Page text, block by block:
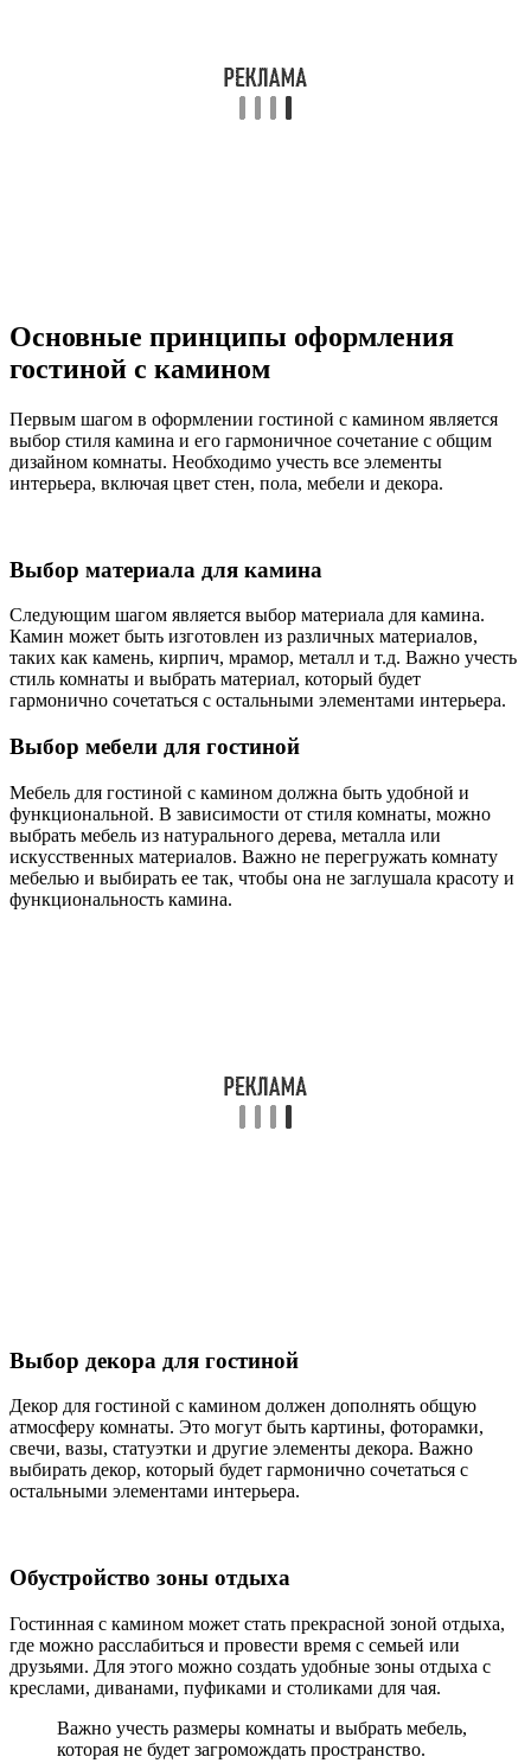
Основные принципы оформления
гостиной с камином
Первым шагом в оформлении гостиной с камином является
выбор стиля камина и его гармоничное сочетание с общим
дизайном комнаты. Необходимо учесть все элементы
интерьера, включая цвет стен, пола, мебели и декора.
Выбор материала для камина
Следующим шагом является выбор материала для камина.
Камин может быть изготовлен из различных материалов,
таких как камень, кирпич, мрамор, металл и т.д. Важно учесть
стиль комнаты и выбрать материал, который будет
гармонично сочетаться с остальными элементами интерьера.
Выбор мебели для гостиной
Мебель для гостиной с камином должна быть удобной и
функциональной. В зависимости от стиля комнаты, можно
выбрать мебель из натурального дерева, металла или
искусственных материалов. Важно не перегружать комнату
мебелью и выбирать ее так, чтобы она не заглушала красоту и
функциональность камина.
Выбор декора для гостиной
Декор для гостиной с камином должен дополнять общую
атмосферу комнаты. Это могут быть картины, фоторамки,
свечи, вазы, статуэтки и другие элементы декора. Важно
выбирать декор, который будет гармонично сочетаться с
остальными элементами интерьера.
Обустройство зоны отдыха
Гостинная с камином может стать прекрасной зоной отдыха,
где можно расслабиться и провести время с семьей или
друзьями. Для этого можно создать удобные зоны отдыха с
креслами, диванами, пуфиками и столиками для чая.
Важно учесть размеры комнаты и выбрать мебель,
которая не будет загромождать пространство.